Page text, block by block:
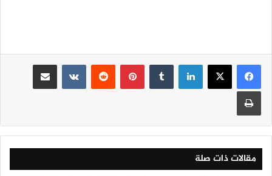
لينكدإن بينتيريست
مقالات ذات صلة